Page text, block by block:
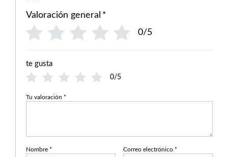
Valoración general *
0/5
te gusta
0/5
Tu valoración *
Nombre * Correo electrónico *